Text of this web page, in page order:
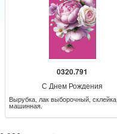
0320.791
С Днем Рождения
Вырубка, лак выборочный, склейка
машинная.